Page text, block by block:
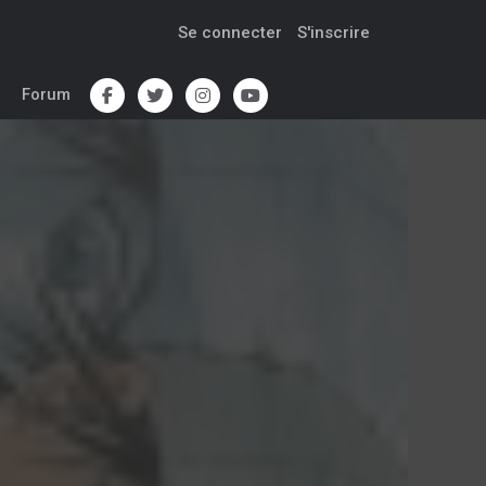
Se connecter S'inscrire
Forum